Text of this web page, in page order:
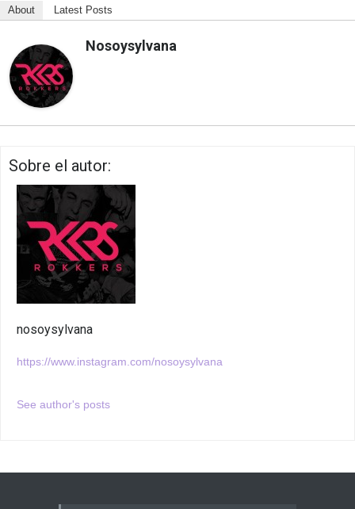
About Latest Posts
Nosoysylvana
Sobre el autor:
nosoysylvana
https://www.instagram.com/nosoysylvana
See author's posts